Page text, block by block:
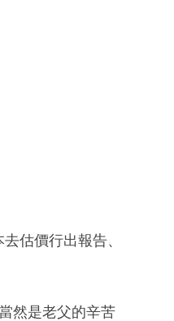
估價行出報告、
然是老父的辛苦